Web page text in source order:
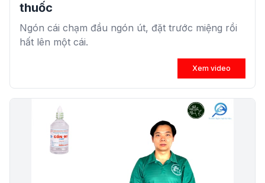
thuốc
Ngón cái chạm đầu ngón út, đặt trước miệng rồi
hất lên một cái.
Xem video